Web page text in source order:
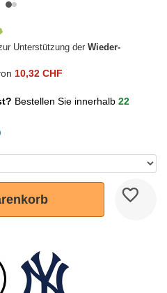
Unterstützung der Wieder-
10,32 CHF
Bestellen Sie innerhalb 22